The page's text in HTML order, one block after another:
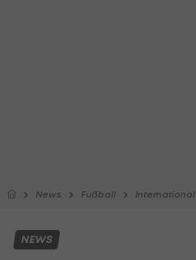
News Fußball International
NEWS